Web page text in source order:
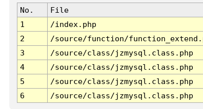
No. File
1
/index.php
2
/source/function/
3
/source/class/jzmysql.class.php
4
/source/class/jzmysql.class.php
5
/source/class/jzmysql.class.php
6
/source/class/jzmysql.class.php